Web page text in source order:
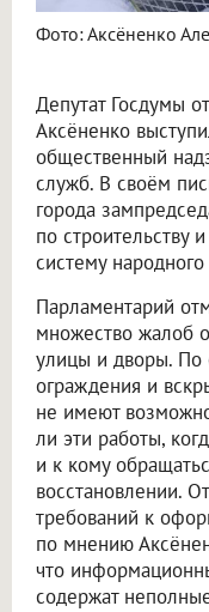
Фото: Аксёненко
Депутат Госдумы
Аксёненко
общественный
служб. В своём
города
по строительству
систему
Парламентарий
множество жалоб
улицы и дворы. По
ограждения и
не имеют
ли эти работы,
и к кому
восстановлении.
требований к
по мнению
что
содержат